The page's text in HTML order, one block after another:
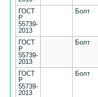
ГОСТ
Р
55739-
2013
Болт
ГОСТ
Р
55739-
2013
Болт
ГОСТ
Р
55739-
2013
Болт